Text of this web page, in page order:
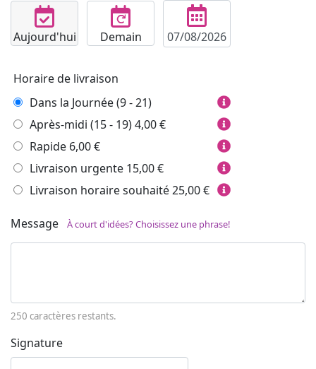
Aujourd'hui Demain
Horaire de livraison
Dans la Journée (9 - 21)
Après-midi (15 - 19)4,00 €
Rapide 6,00 €
Livraison urgente 15,00 €
Livraison horaire souhaité25,00 €
Message À court d'idées? Choisissez une phrase!
250 caractères restants.
Signature